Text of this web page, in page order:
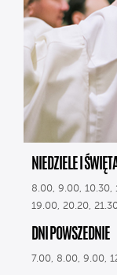
NIEDZIELE I
8.00, 9.00, 10.30,
19.00, 20.20,
DNI POWSZEDNIE
7.00, 8.00, 9.00,